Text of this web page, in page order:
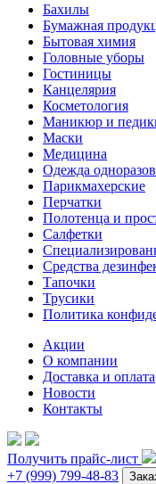
Бахилы
Бумажная
Бытовая химия
Головные уборы
Гостиницы
Канцелярия
Косметология
Маникюр и
Маски
Медицина
Одежда
Парикмахерские
Перчатки
Полотенца и
Салфетки
Средства
Тапочки
Трусики
Политика
Акции
О компании
Доставка и оплата
Новости
Контакты
Получить прайс-лист
+7 (999) 799-48-83